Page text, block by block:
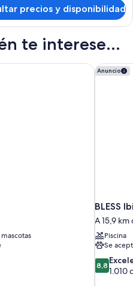
precios y disponibilidad
te interese...
Anuncio
BLESS
A 15,9 km
Piscina
Se
8.8
sobre
8,8
1.010
BLESS